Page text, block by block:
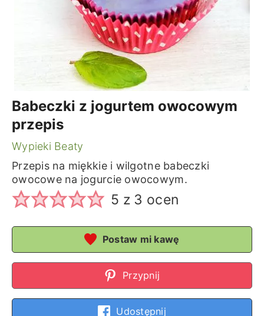
Babeczki z jogurtem owocowym
przepis
Wypieki Beaty
Przepis na miękkie i wilgotne babeczki
owocowe na jogurcie owocowym.
5 z 3 ocen
Postaw mi kawę
Przypnij
Udostępnij